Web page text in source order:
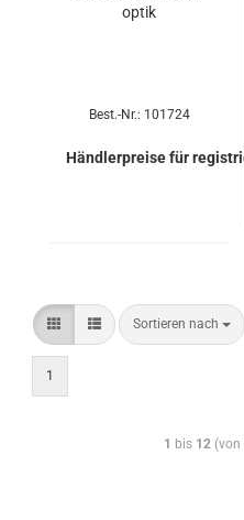
op­tik
Best.-Nr.: 101724
Händlerpreise für
Sortieren nach
1
1 bis 12(von